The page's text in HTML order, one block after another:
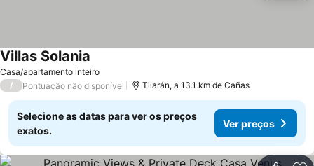
Casa/apartamento inteiro
Villas Solania
/ Pontuação não disponível Tilarán, a 13.1 km de Cañas
Selecione as datas para ver os preços
exatos.
Ver preços